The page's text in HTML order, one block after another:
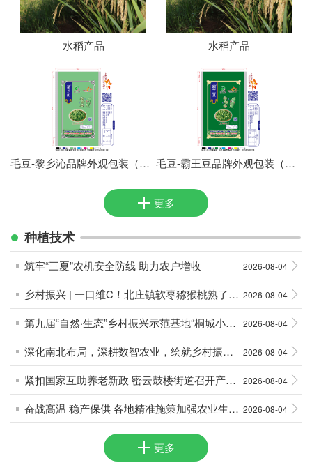
水稻产品 水稻产品
毛豆-黎乡沁品牌外观包装（已申请专利） 毛豆-霸王豆品牌外观包装（已申请专利）
更多
种植技术
筑牢“三夏”农机安全防线 助力农户增收 2026-08-04
乡村振兴 | 一口维C！北庄镇软枣猕猴桃熟了，吃货们坐不住了 2026-08-04
第九届“自然·生态”乡村振兴示范基地“桐城小花”茶品鉴活动圆满举办 2026-08-04
深化南北布局，深耕数智农业，绘就乡村振兴新图景 2026-08-04
紧扣国家互助养老新政 密云鼓楼街道召开产业对接座谈会 2026-08-04
奋战高温 稳产保供 各地精准施策加强农业生产管理 2026-08-04
更多